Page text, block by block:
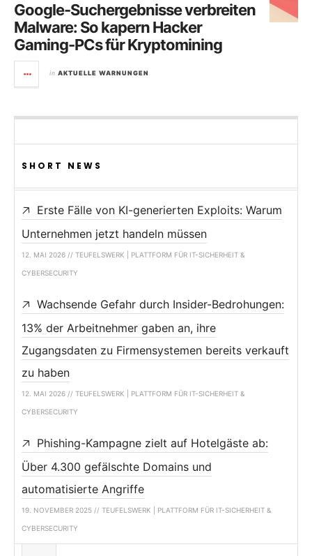
Google-Suchergebnisse verbreiten
Malware: So kapern Hacker
Gaming-PCs für Kryptomining
in AKTUELLE WARNUNGEN
SHORT NEWS
Erste Fälle von KI-generierten Exploits: Warum
Unternehmen jetzt handeln müssen
12. MAI 2026 // TEUFELSWERK | PLATTFORM FÜR IT-SICHERHEIT &
CYBERSECURITY
Wachsende Gefahr durch Insider-Bedrohungen:
13% der Arbeitnehmer gaben an, ihre
Zugangsdaten zu Firmensystemen bereits verkauft
zu haben
12. MAI 2026 // TEUFELSWERK | PLATTFORM FÜR IT-SICHERHEIT &
CYBERSECURITY
Phishing-Kampagne zielt auf Hotelgäste ab:
Über 4.300 gefälschte Domains und
automatisierte Angriffe
19. NOVEMBER 2025 // TEUFELSWERK | PLATTFORM FÜR IT-SICHERHEIT &
CYBERSECURITY